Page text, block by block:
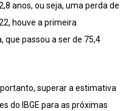
anos, ou seja, uma perda de
houve a primeira
que passou a ser de 75,4
superar a estimativa
do IBGE para as próximas